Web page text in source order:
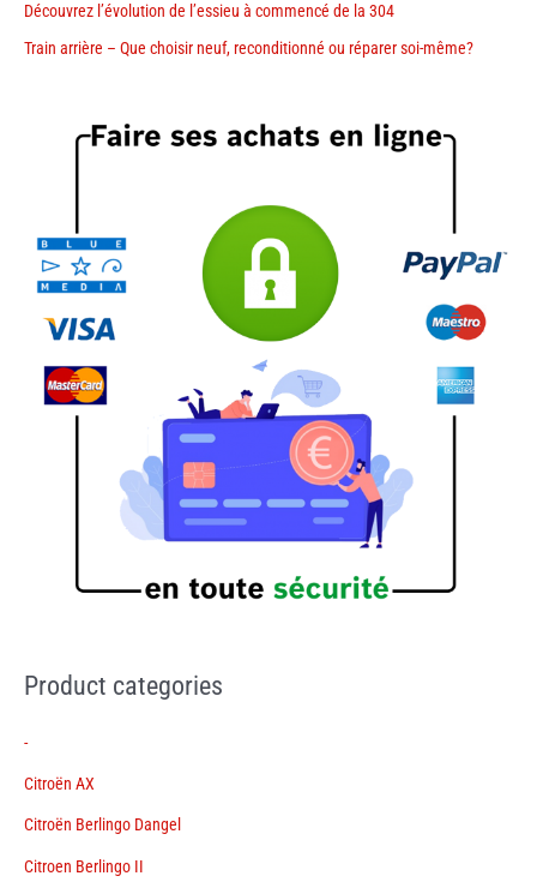
Découvrez l’évolution de l’essieu à commencé de la 304
Train arrière – Que choisir neuf, reconditionné ou réparer soi-même?
Product categories
-
Citroën AX
Citroën Berlingo Dangel
Citroen Berlingo II